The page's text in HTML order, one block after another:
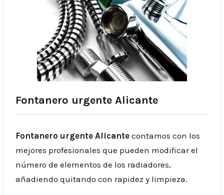
Fontanero urgente Alicante
Fontanero urgente Alicante contamos con los
mejores profesionales que pueden modificar el
número de elementos de los radiadores,
añadiendo quitando con rapidez y limpieza.